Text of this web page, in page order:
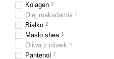
Kolagen 3
Olej makadamia 0
Białko 2
Masło shea 1
Oliwa z oliwek 0
Pantenol 7